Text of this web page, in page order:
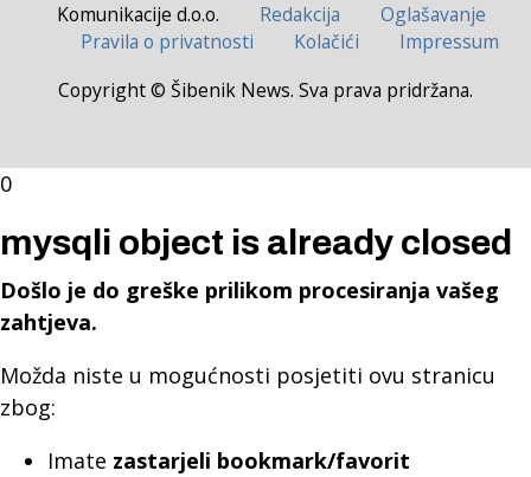
Komunikacije d.o.o. Redakcija
Oglašavanje
Pravila o privatnosti
Kolačići
Impressum
Copyright © Šibenik News. Sva prava pridržana.
0
mysqli object is already closed
Došlo je do greške prilikom procesiranja vašeg
zahtjeva.
Možda niste u mogućnosti posjetiti ovu stranicu
zbog:
Imate zastarjeli bookmark/favorit